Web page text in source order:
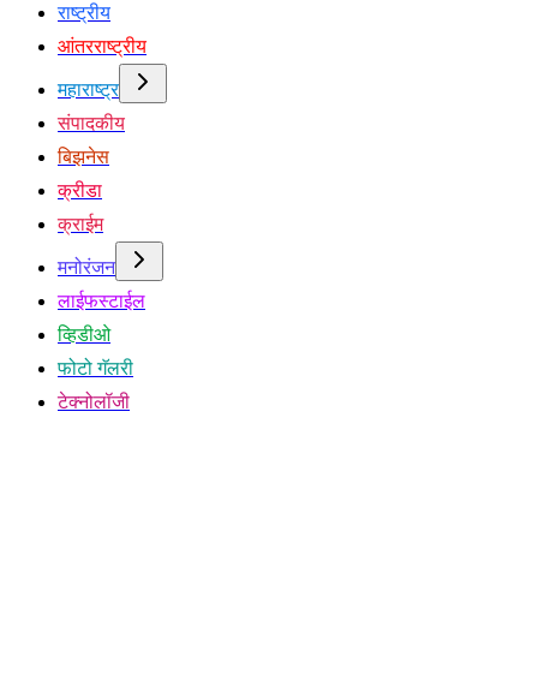
राष्ट्रीय
आंतरराष्ट्रीय
महाराष्ट्र
संपादकीय
बिझनेस
क्रीडा
क्राईम
मनोरंजन
लाईफस्टाईल
व्हिडीओ
फोटो गॅलरी
टेक्नोलॉजी